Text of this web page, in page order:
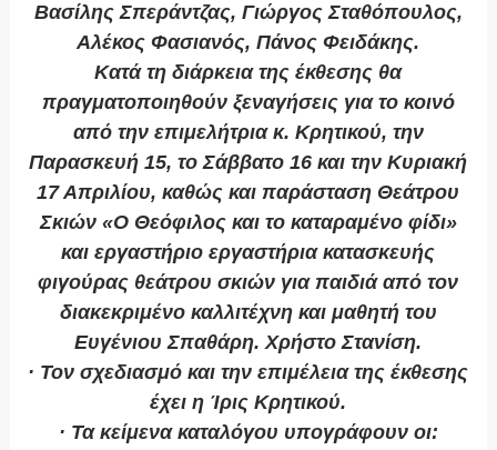
Βασίλης Σπεράντζας, Γιώργος Σταθόπουλος,
Αλέκος Φασιανός, Πάνος Φειδάκης.
Κατά τη διάρκεια της έκθεσης θα
πραγματοποιηθούν ξεναγήσεις για το κοινό
από την επιμελήτρια κ. Κρητικού, την
Παρασκευή 15, το Σάββατο 16 και την Κυριακή
17 Απριλίου, καθώς και παράσταση Θεάτρου
Σκιών «Ο Θεόφιλος και το καταραμένο φίδι»
και εργαστήριο εργαστήρια κατασκευής
φιγούρας θεάτρου σκιών για παιδιά από τον
διακεκριμένο καλλιτέχνη και μαθητή του
Ευγένιου Σπαθάρη. Χρήστο Στανίση.
· Τον σχεδιασμό και την επιμέλεια της έκθεσης
έχει η Ίρις Κρητικού.
· Τα κείμενα καταλόγου υπογράφουν οι: